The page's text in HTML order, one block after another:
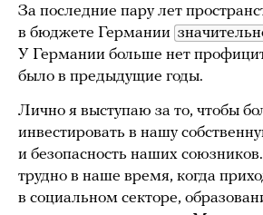
За последние пару лет
в бюджете Германии
У Германии больше нет
было в предыдущие годы.
Лично я выступаю за то, чтобы
инвестировать в нашу
и безопасность наших
трудно в наше время, когда
в социальном секторе,